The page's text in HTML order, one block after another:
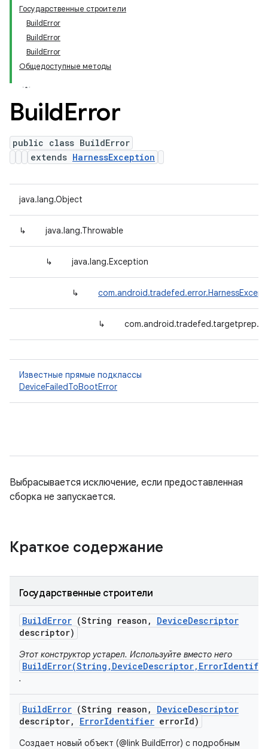
Государственные строители
BuildError
BuildError
BuildError
Общедоступные методы
BuildError
public class BuildError
extends HarnessException
java.lang.Object
↳ java.lang.Throwable
↳ java.lang.Exception
↳
↳
Известные прямые подклассы
DeviceFailedToBootError
Выбрасывается исключение, если предоставленная
сборка не запускается.
Краткое содержание
Государственные строители
BuildError (String reason , DeviceDescriptor
descriptor)
Этот конструктор устарел. Используйте вместо него
.
BuildError (String reason , DeviceDescriptor
descriptor, ErrorIdentifier errorId)
Создает новый объект (@link BuildError) с подробным